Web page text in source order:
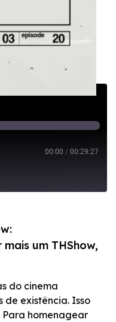
00:00 / 00:29:27
um THShow,
do cinema
de existência. Isso
Para homenagear